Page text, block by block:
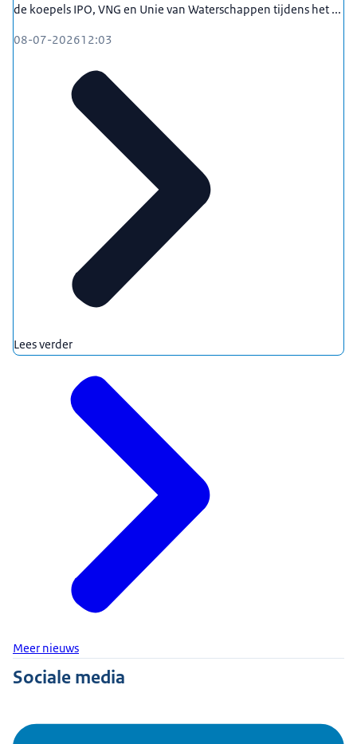
de koepels IPO, VNG en Unie van Waterschappen tijdens het ...
08-07-202612:03
Lees verder
Meer nieuws
Sociale media